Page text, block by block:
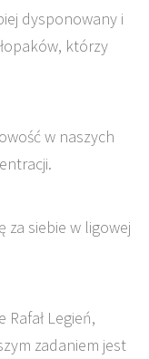
dysponowany i
którzy
w naszych
za siebie w ligowej
Legień,
zadaniem jest